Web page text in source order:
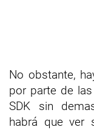
No obstante,
por parte de
SDK sin
habrá que ver